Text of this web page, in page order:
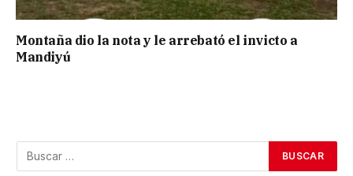
Montaña dio la nota y le arrebató el invicto a
Mandiyú